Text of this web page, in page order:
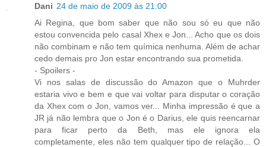
Dani 24 de maio de 2009 às 21:00
Ai Regina, que bom saber que não sou só eu que não
estou convencida pelo casal Xhex e Jon... Acho que os dois
não combinam e não tem química nenhuma. Além de achar
cedo demais pro Jon estar encontrando sua prometida.
- Spoilers -
Vi nos salas de discussão do Amazon que o Muhrder
estaria vivo e bem e que vai voltar para disputar o coração
da Xhex com o Jon, vamos ver... Minha impressão é que a
JR já não lembra que o Jon é o Darius, ele quis reencarnar
para ficar perto da Beth, mas ele ignora ela
completamente, eles não tem qualquer tipo de relação... O